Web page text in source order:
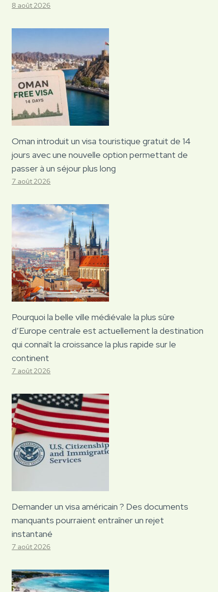
8 août 2026
Oman introduit un visa touristique gratuit de 14
jours avec une nouvelle option permettant de
passer à un séjour plus long
7 août 2026
Pourquoi la belle ville médiévale la plus sûre
d’Europe centrale est actuellement la destination
qui connaît la croissance la plus rapide sur le
continent
7 août 2026
Demander un visa américain ? Des documents
manquants pourraient entraîner un rejet
instantané
7 août 2026